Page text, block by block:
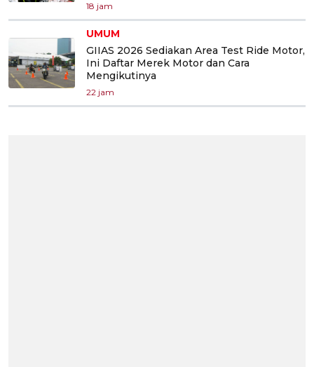
18 jam
UMUM
GIIAS 2026 Sediakan Area Test Ride Motor,
Ini Daftar Merek Motor dan Cara
Mengikutinya
22 jam